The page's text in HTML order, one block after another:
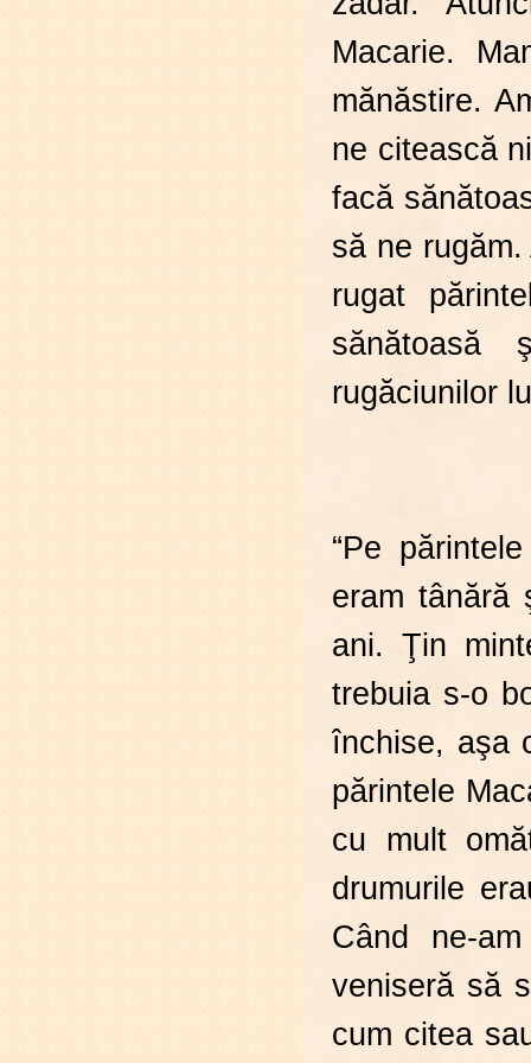
Macarie.
mănăstire.
ne citească
facă
să ne
rugat
sănătoasă
rugăciunilor
“Pe
eram
ani. Ţin
trebuia s-o
închise, aşa
părintele
cu mult
drumurile
Când ne-
veniseră să
cum citea